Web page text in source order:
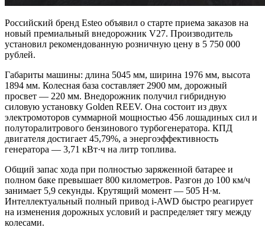
Российский бренд Esteo объявил о старте приема заказов на
новый премиальный внедорожник V27. Производитель
установил рекомендованную розничную цену в 5 750 000
рублей.
Габариты машины: длина 5045 мм, ширина 1976 мм, высота
1894 мм. Колесная база составляет 2900 мм, дорожный
просвет — 220 мм. Внедорожник получил гибридную
силовую установку Golden REEV. Она состоит из двух
электромоторов суммарной мощностью 456 лошадиных сил и
полуторалитрового бензинового турбогенератора. КПД
двигателя достигает 45,79%, а энергоэффективность
генератора — 3,71 кВт·ч на литр топлива.
Общий запас хода при полностью заряженной батарее и
полном баке превышает 800 километров. Разгон до 100 км/ч
занимает 5,9 секунды. Крутящий момент — 505 Н·м.
Интеллектуальный полный привод i-AWD быстро реагирует
на изменения дорожных условий и распределяет тягу между
колесами.